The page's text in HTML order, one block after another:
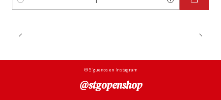
Cantidad
Síguenos en Instagram
@stgopenshop